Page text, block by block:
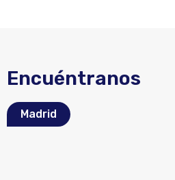
Encuéntranos
Madrid